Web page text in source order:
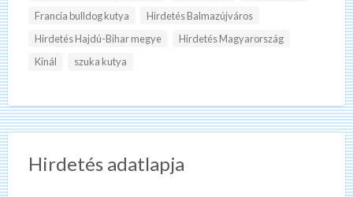
Francia bulldog kutya
Hirdetés Balmazújváros
Hirdetés Hajdú-Bihar megye
Hirdetés Magyarország
Kínál
szuka kutya
Hirdetés adatlapja